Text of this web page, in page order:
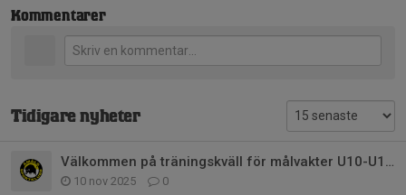
Kommentarer
Tidigare nyheter
Välkommen på träningskväll för målvakter U10-U16 i Karlstad!
10 nov 2025 0